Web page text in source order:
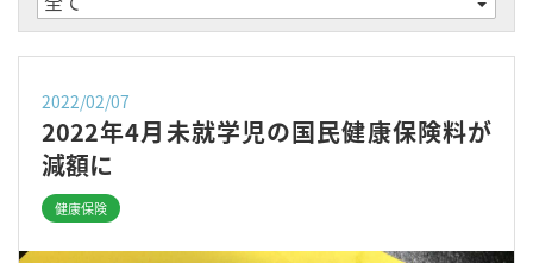
2022/02/07
2022年4月未就学児の国民健康保険料が
減額に
健康保険